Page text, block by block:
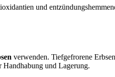
und
verwenden. Tiefgefrorene
Handhabung und Lagerung.